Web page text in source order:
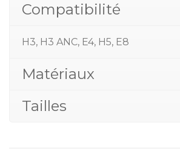
Compatibilité
H3, H3 ANC, E4, H5, E8
Matériaux
Tailles